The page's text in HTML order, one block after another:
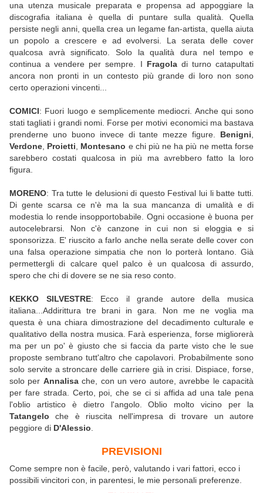
una utenza musicale preparata e propensa ad appoggiare la
discografia italiana è quella di puntare sulla qualità. Quella
persiste negli anni, quella crea un legame fan-artista, quella aiuta
un popolo a crescere e ad evolversi. La serata delle cover
qualcosa avrà significato. Solo la qualità dura nel tempo e
continua a vendere per sempre. I Fragoladi turno catapultati
ancora non pronti in un contesto più grande di loro non sono
certo operazioni vincenti...
COMICI: Fuori luogo e semplicemente mediocri. Anche qui sono
stati tagliati i grandi nomi. Forse per motivi economici ma bastava
prenderne uno buono invece di tante mezze figure. Benigni
Verdone Proietti Montesano e chi più ne ha più ne metta forse
sarebbero costati qualcosa in più ma avrebbero fatto la loro
figura.
MORENO: Tra tutte le delusioni di questo Festival lui li batte tutti.
Di gente scarsa ce n'è ma la sua mancanza di umalità e di
modestia lo rende insopportobabile. Ogni occasione è buona per
autocelebrarsi. Non c'è canzone in cui non si eloggia e si
sponsorizza. E' riuscito a farlo anche nella serate delle cover con
una falsa operazione simpatia che non lo porterà lontano. Già
permettergli di calcare quel palco è un qualcosa di assurdo,
spero che chi di dovere se ne sia reso conto.
KEKKO SILVESTRE: Ecco il grande autore della musica
italiana...Addirittura tre brani in gara. Non me ne voglia ma
questa è una chiara dimostrazione del decadimento culturale e
qualitativo della nostra musica. Farà esperienza, forse migliorerà
ma per un po' è giusto che si faccia da parte visto che le sue
proposte sembrano tutt'altro che capolavori. Probabilmente sono
solo servite a stroncare delle carriere già in crisi. Dispiace, forse,
solo per Annalisache, con un vero autore, avrebbe le capacità
per fare strada. Certo, poi, che se ci si affida ad una tale pena
l'oblio artistico è dietro l'angolo. Oblio molto vicino per la
Tatangelo che è riuscita nell'impresa di trovare un autore
peggiore di D'Alessio
PREVISIONI
Come sempre non è facile, però, valutando i vari fattori, ecco i
possibili vincitori con, in parentesi, le mie personali preferenze.